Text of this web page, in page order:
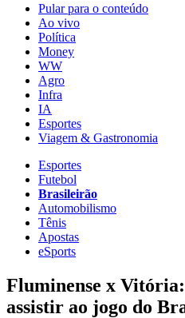
Pular para o conteúdo
Ao vivo
Política
Money
WW
Agro
Infra
IA
Esportes
Viagem & Gastronomia
Esportes
Futebol
Brasileirão
Automobilismo
Tênis
Apostas
eSports
Fluminense x
assistir ao jogo do